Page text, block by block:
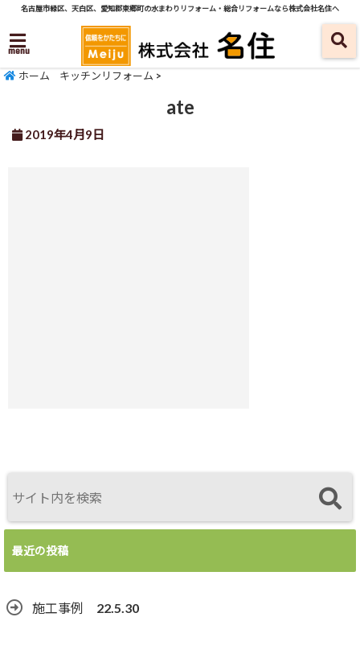
名古屋市緑区、天白区、愛知郡東郷町の水まわりリフォーム・総合リフォームなら株式会社名住へ
menu
ホーム キッチンリフォーム >
ate
2019年4月9日
最近の投稿
施工事例 22.5.30